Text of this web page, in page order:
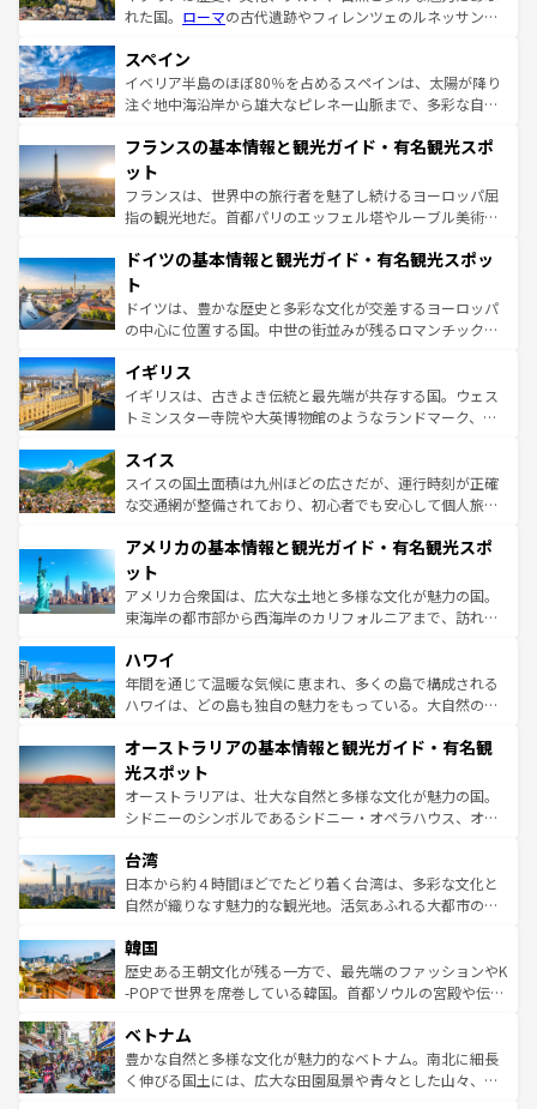
れた国。 ローマの古代遺跡やフィレンツェのルネッサンス
ろん、トスカーナの美しい田園風景やアマルフィ海岸の絶
景など、自然景観も見逃せない。観光の合間には、本場の
ピザやパスタなど、絶品のイタリア料理を堪能することも
ませてくれるイタリアで、忘れられない旅をしてみよう！
なお、新着のイタリア情報は
しい。
スペイン
イベリア半島のほぼ80％を占めるスペインは、太陽が降り
注ぐ地中海沿岸から雄大なピレネー山脈まで、多彩な自然
文化が根付くこの国では、情熱的なフラメンコ、熱気あふ
れる闘牛、そして美味しいタパスが生活の一部となってい
る。首都マドリードの洗練された雰囲気や、バルセロナの
アートに溢れた街角から、地方では古代ローマ遺跡や中世
せる。地方によって風土や気候が異なるスペインはその個
ンテンツ一覧 を参照してほしい。
フランスの基本情報と観光ガイド・有名観光スポ
ット
フランスは、世界中の旅行者を魅了し続けるヨーロッパ屈
指の観光地だ。首都パリのエッフェル塔やルーブル美術館
で、幅広い魅力が詰まっている。華麗な宮殿、歴史的な大
聖堂、美しいビーチ、そして豊かな自然が、訪れる者を心
から魅了する。また、フランスは美食の国としても知ら
れ、フランス料理はユネスコ無形文化遺産にも登録されて
香り高いラベンダー畑など、多彩な楽しみ方が可能だ。さ
らに、パリ以外の地域にも魅力が溢れており、どの街角に
も豊かな歴史と文化が息づいている。パリ以外の個性あふ
を参照してほしい。
ドイツの基本情報と観光ガイド・有名観光スポッ
ト
ドイツは、豊かな歴史と多彩な文化が交差するヨーロッパ
の中心に位置する国。中世の街並みが残るロマンチック街
顔を持つこの国は、どこを歩いても飽きることがない。ベ
ルリンの文化的活気、バイエルン州のアルプスの絶景、そ
してライン川沿いのワイン畑といった風景は必見。ビール
は、お酒好きな人にはぜひ体験してほしい。 なお、新着の
ドイツ情報はコンテンツ一覧を参照してほしい。
イギリス
イギリスは、古きよき伝統と最先端が共存する国。ウェス
トミンスター寺院や大英博物館のようなランドマーク、歴
リアごとに異なる魅力がある。また、優雅なアフタヌーン
ティー、ビール好きにはたまらない英国パブ、サッカー観
戦など、本場だからこそできる体験も豊富。イギリスを旅
ンツ一覧を参照してほしい。
スイス
スイスの国土面積は九州ほどの広さだが、運行時刻が正確
な交通網が整備されており、初心者でも安心して個人旅行
の建物がそのまま残る町や、スイスならではのユニークな
博物館もあり、アルプス観光だけでなく町歩きも満喫する
ことができる。国民の所得が高いため物価も高いが、旅行
者向けの交通パス提供のサービスもあり、うまく活用すれ
着のスイス情報は
アメリカの基本情報と観光ガイド・有名観光スポ
ット
アメリカ合衆国は、広大な土地と多様な文化が魅力の国。
東海岸の都市部から西海岸のカリフォルニアまで、訪れる
のような巨大都市は、観光、ショッピング、エンターテイ
ンメントが詰まった刺激的なスポットだ。一方、アメリカ
西部には大自然が広がり、グランドキャニオンやイエロー
部のニューオーリンズでは、音楽と美食が融合した独特の
文化が魅力。旅行者はアメリカの各地域で異なる魅力を楽
しみながら、その多様性と豊かな歴史を感じることができ
るだろう。車でのロードトリップや列車の旅も、アメリカ
情報は
ハワイ
年間を通じて温暖な気候に恵まれ、多くの島で構成される
ハワイは、どの島も独自の魅力をもっている。大自然の神
ワイ島は見逃せない。また、定番の観光地といえばオアフ
島だが、静かな自然を求めるならマウイ島やカウアイ島が
おすすめ。エメラルドグリーンに輝く海をはじめ、豊かな
文化や歴史が息づいている。「アロハスピリット」と呼ば
人々、おいしいローカルフードやハワイアンミュージッ
ク、伝統的なフラダンスなど、すべてがハワイの魅力を彩
っている。訪れるたびに新しい発見と感動が待っているハ
はコンテンツ一覧
オーストラリアの基本情報と観光ガイド・有名観
光スポット
オーストラリアは、壮大な自然と多様な文化が魅力の国。
シドニーのシンボルであるシドニー・オペラハウス、オー
リアリーフや大陸中央部にそびえるウルル（エアーズロッ
ク）、タスマニアの美しい原生林やケアンズの熱帯雨林な
ど、見どころがたくさん。また、カフェやワイン、オージ
いる。アクティビティも充実しており、サーフィンやダイ
ビング、ハイキングなど、アウトドア好きにはたまらな
い。オーストラリアの多彩な魅力を存分に味わいつくそ
参照してほしい。
台湾
日本から約４時間ほどでたどり着く台湾は、多彩な文化と
自然が織りなす魅力的な観光地。活気あふれる大都市の台
ン）、静ひつな山岳地帯である台湾東部など、都市の喧騒
と山間の静けさが共存しており、訪れる人に新しい発見と
驚きをもたらしてくれる。また、奥深い台湾の食文化も魅
容にもいいと評判のスイーツなど、バラエティ豊かな料理
が味わえる。 なお、新着の台湾情報は コンテンツ一覧を参
照してほしい。
韓国
歴史ある王朝文化が残る一方で、最先端のファッションやK
-POPで世界を席巻している韓国。首都ソウルの宮殿や伝統
き、地方に足を延ばせば四季折々の自然美を楽しむことが
できる。そして、キムチや焼肉、絶品のストリートフード
まで、さまざまな韓国料理が待っている。夜には、韓国な
ベトナム
豊かな自然と多様な文化が魅力的なベトナム。南北に細長
く伸びる国土には、広大な田園風景や青々とした山々、世